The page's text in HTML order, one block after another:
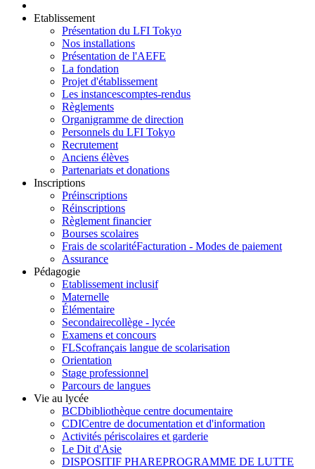
Etablissement
Présentation du LFI Tokyo
Nos installations
Présentation de l'AEFE
La fondation
Projet d'établissement
Les instancescomptes-rendus
Règlements
Organigramme de direction
Personnels du LFI Tokyo
Recrutement
Anciens élèves
Partenariats et donations
Inscriptions
Préinscriptions
Réinscriptions
Règlement financier
Bourses scolaires
Frais de scolaritéFacturation - Modes de paiement
Assurance
Pédagogie
Etablissement inclusif
Maternelle
Élémentaire
Secondairecollège - lycée
Examens et concours
FLScofrançais langue de scolarisation
Orientation
Stage professionnel
Parcours de langues
Vie au lycée
BCDbibliothèque centre documentaire
CDICentre de documentation et d'information
Activités périscolaires et garderie
Le Dit d'Asie
DISPOSITIF PHAREPROGRAMME DE LUTTE